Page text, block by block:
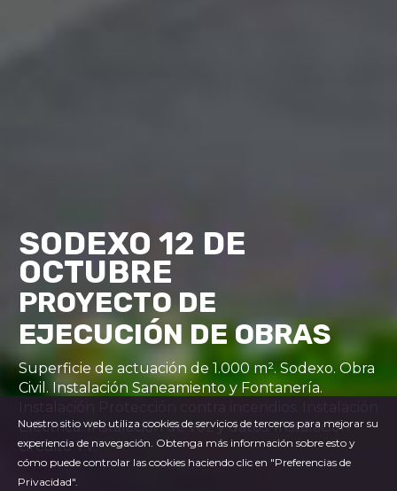
SODEXO 12 DE
OCTUBRE
PROYECTO DE
EJECUCIÓN DE OBRAS
Superficie de actuación de 1.000 m². Sodexo. Obra
Civil. Instalación Saneamiento y Fontanería.
Eléctrica. Instalación de voz y datos. Instalación
circuito TV.
Nuestro sitio web utiliza cookies de servicios de terceros para mejorar su
experiencia de navegación. Obtenga más información sobre esto y
cómo puede controlar las cookies haciendo clic en "Preferencias de
Privacidad".